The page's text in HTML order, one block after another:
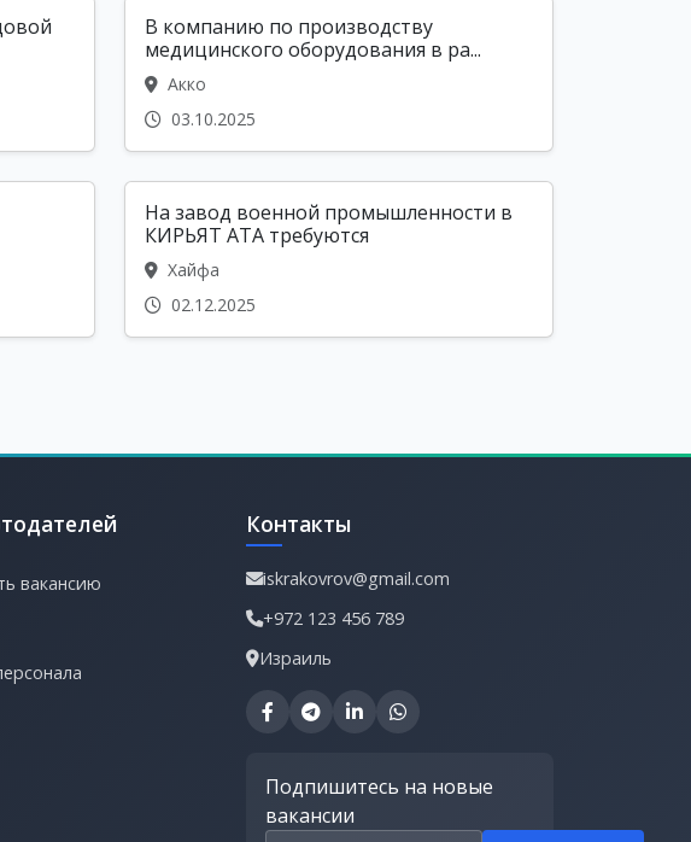
В компанию по производству
медицинского оборудования в ра...
Акко
03.10.2025
На завод военной промышленности в
КИРЬЯТ АТА требуются
Хайфа
02.12.2025
вакансию
Контакты
iskrakovrov@gmail.com
+972 123 456 789
Израиль
Подпишитесь на новые
вакансии